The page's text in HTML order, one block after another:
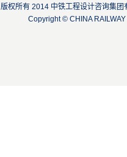
版权所有 2014 中铁工程设计咨询
Copyright © CHINA